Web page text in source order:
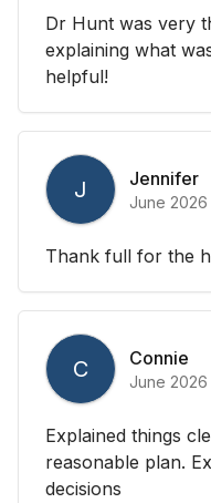
Dr Hunt was very
explaining what
helpful!
J Jennifer
June 2026
Thank full for the
C Connie
June 2026
Explained things
reasonable plan.
decisions